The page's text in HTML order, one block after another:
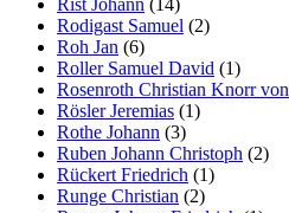
Rodigast Samuel (2)
Roh Jan (6)
Roller Samuel David (1)
Rosenroth Christian Knorr von
Rösler Jeremias (1)
Rothe Johann (3)
Ruben Johann Christoph (2)
Rückert Friedrich (1)
Runge Christian (2)